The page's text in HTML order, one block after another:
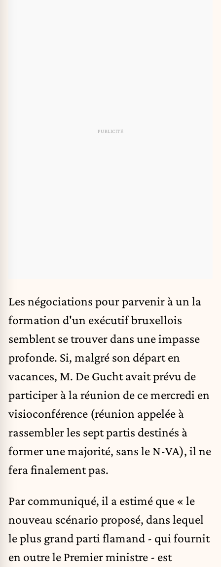
Les négociations pour parvenir à un la
formation d'un exécutif bruxellois
semblent se trouver dans une impasse
profonde. Si, malgré son départ en
vacances, M. De Gucht avait prévu de
participer à la réunion de ce mercredi en
visioconférence (réunion appelée à
rassembler les sept partis destinés à
former une majorité, sans le N-VA), il ne
fera finalement pas.
Par communiqué, il a estimé que « le
nouveau scénario proposé, dans lequel
le plus grand parti flamand - qui fournit
en outre le Premier ministre - est